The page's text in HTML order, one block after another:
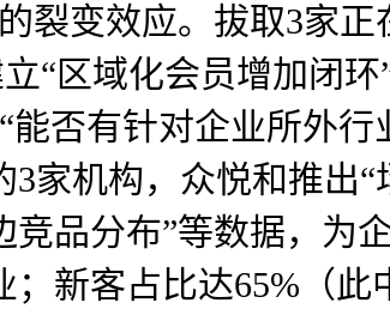
裂变效应。拔取3家
“区域化会员增加闭
否有针对企业所外
家机构，众悦和推出
品分布”等数据，为
新客占比达65%（此